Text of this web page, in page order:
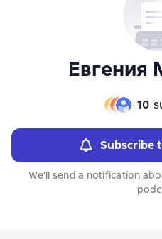
Евгения
10
Subscribe
We'll send a notification